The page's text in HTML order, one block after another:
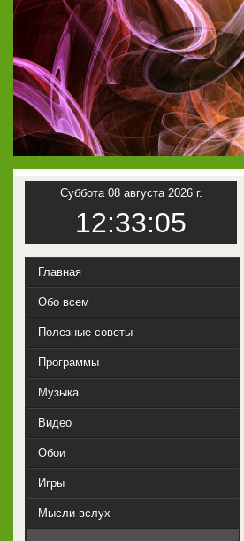
Суббота 08 августа 2026 г.
12:33:06
Главная
Обо всем
Полезные советы
Программы
Музыка
Видео
Обои
Игры
Мысли вслух